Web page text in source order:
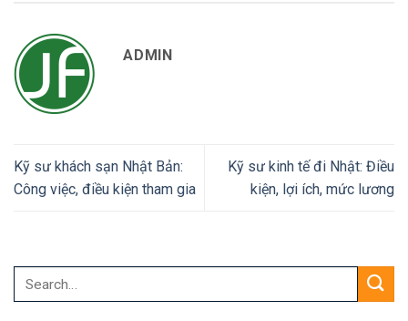
ADMIN
Kỹ sư khách sạn Nhật Bản:
Công việc, điều kiện tham gia
Kỹ sư kinh tế đi Nhật: Điều
kiện, lợi ích, mức lương